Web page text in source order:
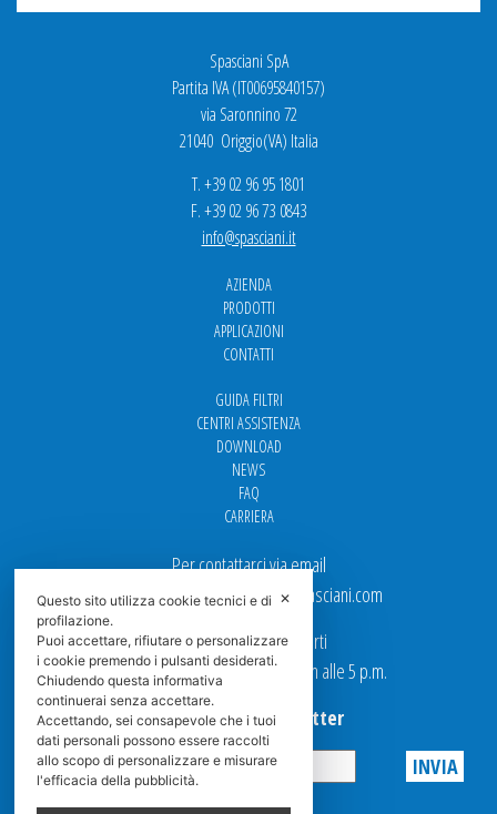
Spasciani SpA
Partita IVA (IT00695840157)
via Saronnino 72
21040 Origgio(VA) Italia
T. +39 02 96 95 1801
F. +39 02 96 73 0843
info@spasciani.it
AZIENDA
PRODOTTI
APPLICAZIONI
CONTATTI
GUIDA FILTRI
CENTRI ASSISTENZA
DOWNLOAD
NEWS
FAQ
CARRIERA
Per contattarci via email
Ufficio Vendite: italy.sales@spasciani.com
I nostri uffici sono aperti
dal Lunedi al Venerdi dalle 9 a.m alle 5 p.m.
Iscriviti alla Newsletter
Privacy
✕
Questo sito utilizza cookie tecnici e di
profilazione.
Puoi accettare, rifiutare o personalizzare
i cookie premendo i pulsanti desiderati.
Chiudendo questa informativa
continuerai senza accettare.
Accettando, sei consapevole che i tuoi
dati personali possono essere raccolti
allo scopo di personalizzare e misurare
l'efficacia della pubblicità.